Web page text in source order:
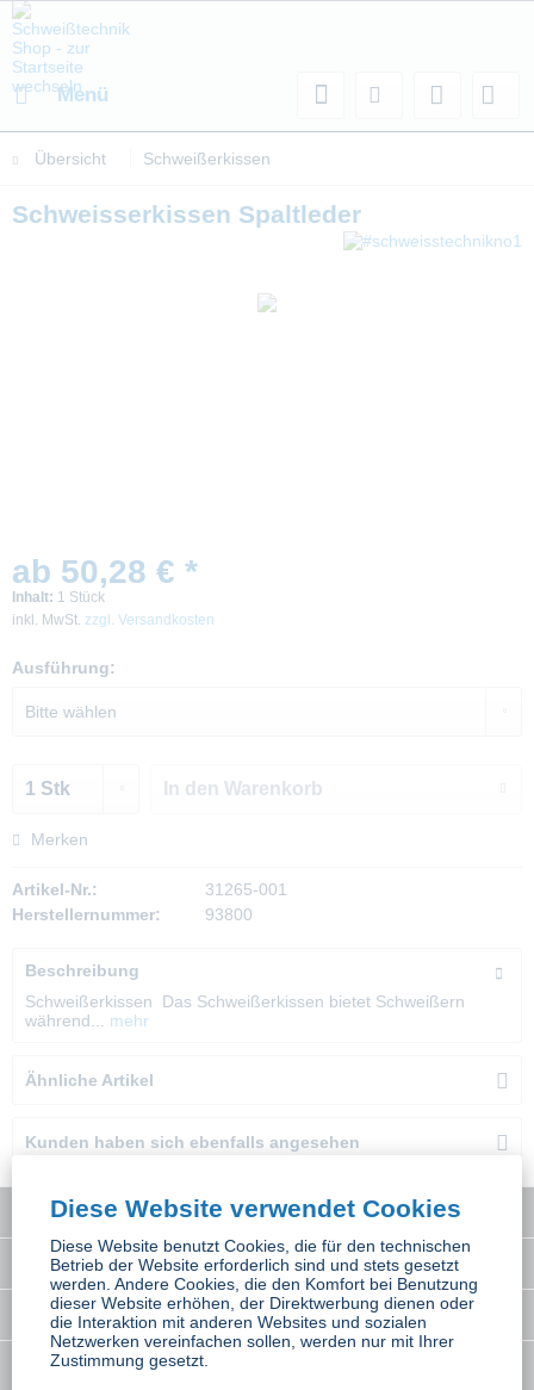
Menü
Übersicht Schweißerkissen
Schweisserkissen Spaltleder
ab 50,28 € *
Inhalt: 1 Stück
inkl. MwSt. zzgl. Versandkosten
Ausführung:
In den Warenkorb
Merken
Artikel-Nr.:
31265-001
Herstellernummer:
93800
Beschreibung
Schweißerkissen Das Schweißerkissen bietet Schweißern
während...
mehr
Ähnliche Artikel
Kunden haben sich ebenfalls angesehen
Service Hotline
Interessantes
Rechtliches
Newsletter
Diese Website verwendet Cookies
Diese Website benutzt Cookies, die für den technischen
Betrieb der Website erforderlich sind und stets gesetzt
werden. Andere Cookies, die den Komfort bei Benutzung
dieser Website erhöhen, der Direktwerbung dienen oder
die Interaktion mit anderen Websites und sozialen
Netzwerken vereinfachen sollen, werden nur mit Ihrer
Zustimmung gesetzt.